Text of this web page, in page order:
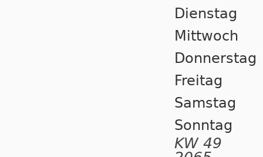
Dienstag
Mittwoch
Donnerstag
Freitag
Samstag
Sonntag
KW 49